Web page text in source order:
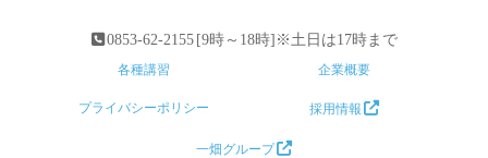
0853-62-2155 [9時～18時]※土日は17時まで
各種講習 企業概要
プライバシーポリシー 採用情報
一畑グループ